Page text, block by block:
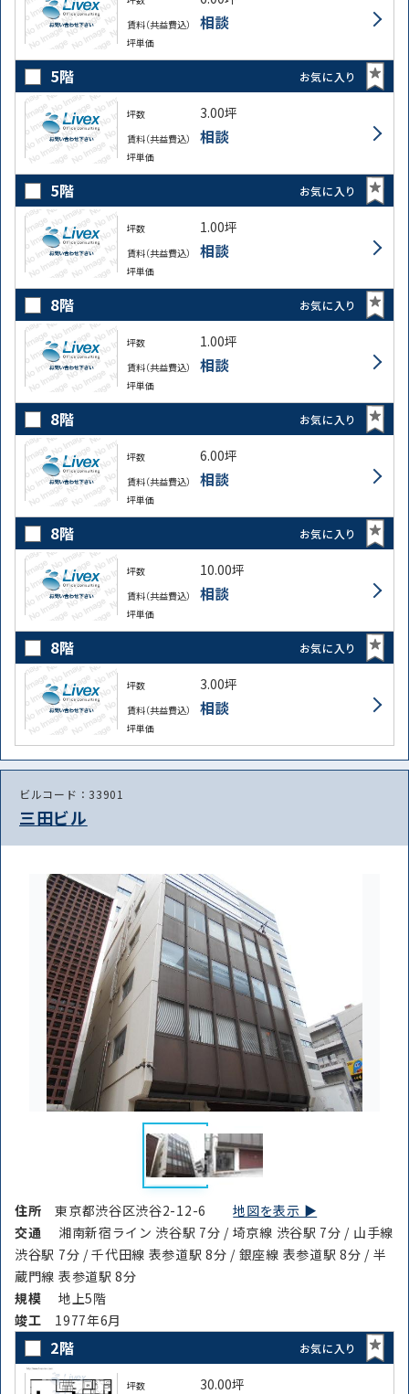
賃料（共益費込） 相談
坪単価
5階 お気に入り
坪数 3.00坪
賃料（共益費込） 相談
坪単価
5階 お気に入り
坪数 1.00坪
賃料（共益費込） 相談
坪単価
8階 お気に入り
坪数 1.00坪
賃料（共益費込） 相談
坪単価
8階 お気に入り
坪数 6.00坪
賃料（共益費込） 相談
坪単価
8階 お気に入り
坪数 10.00坪
賃料（共益費込） 相談
坪単価
8階 お気に入り
坪数 3.00坪
賃料（共益費込） 相談
坪単価
ビルコード：33901
三田ビル
住所東京都渋谷区渋谷2-12-6地図を表示 ▶︎
交通
湘南新宿ライン 渋谷駅 7分 / 埼京線 渋谷駅 7分 / 山手線
渋谷駅 7分 / 千代田線 表参道駅 8分 / 銀座線 表参道駅 8分 / 半
蔵門線 表参道駅 8分
規模
地上5階
竣⼯ 1977年6月
2階 お気に入り
坪数 30.00坪